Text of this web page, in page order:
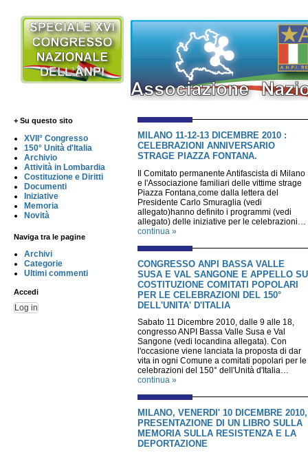
+ Su questo sito
XVII° Congresso
150° Unità d'Italia
Archivio
Attività in Lombardia
Costituzione e Diritti
Documenti
Iniziative
Memoria
Novità
Naviga tra le pagine
Archivi
Categorie
Ultimi commenti
Accedi
Log in
MILANO 11-12-13 DICEMBRE 2010 :
CELEBRAZIONI ANNIVERSARIO
STRAGE PIAZZA FONTANA.
Il Comitato permanente Antifascista di Milano
e l'Associazione familiari delle vittime strage
Piazza Fontana,come dalla lettera del
Presidente Carlo Smuraglia (vedi
allegato)hanno definito i programmi (vedi
allegato) delle iniziative per le celebrazioni…
continua »
CONGRESSO ANPI BASSA VALLE
SUSA E VAL SANGONE E APPELLO SU
COSTITUZIONE COMITATI POPOLARI
PER LE CELEBRAZIONI DEL 150°
DELL'UNITA' D'ITALIA
Sabato 11 Dicembre 2010, dalle 9 alle 18,
congresso ANPI Bassa Valle Susa e Val
Sangone (vedi locandina allegata). Con
l'occasione viene lanciata la proposta di dar
vita in ogni Comune a comitati popolari per le
celebrazioni del 150° dell'Unità d'Italia…
continua »
MILANO, VENERDI' 10 DICEMBRE 2010,
PRESENTAZIONE DI UN LIBRO SULLA
MEMORIA SULLA RESISTENZA E LA
DEPORTAZIONE